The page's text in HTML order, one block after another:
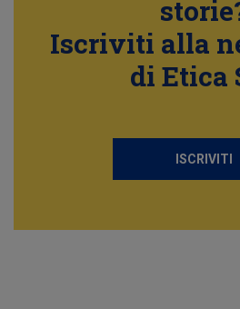
Iscriviti alla
di Etica
ISCRIVITI